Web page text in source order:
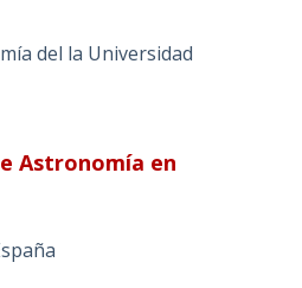
del la Universidad
Astronomía en